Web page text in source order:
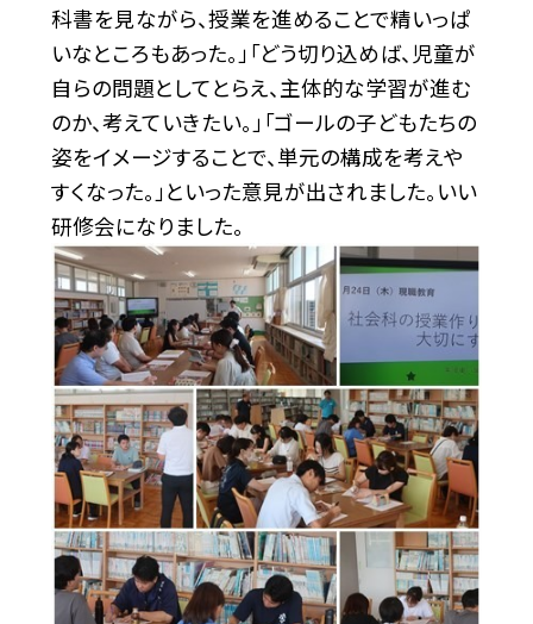
科書を見ながら、授業を進めることで精いっぱ
いなところもあった。」「どう切り込めば、児童が
自らの問題としてとらえ、主体的な学習が進む
のか、考えていきたい。」「ゴールの子どもたちの
姿をイメージすることで、単元の構成を考えや
すくなった。」といった意見が出されました。いい
研修会になりました。